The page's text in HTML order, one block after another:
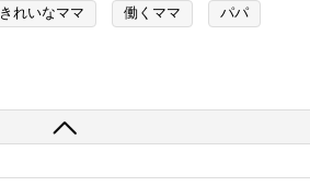
きれいなママ 働くママ パパ